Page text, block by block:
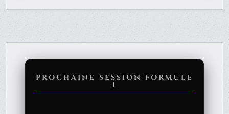
PROCHAINE SESSION FORMULE
1